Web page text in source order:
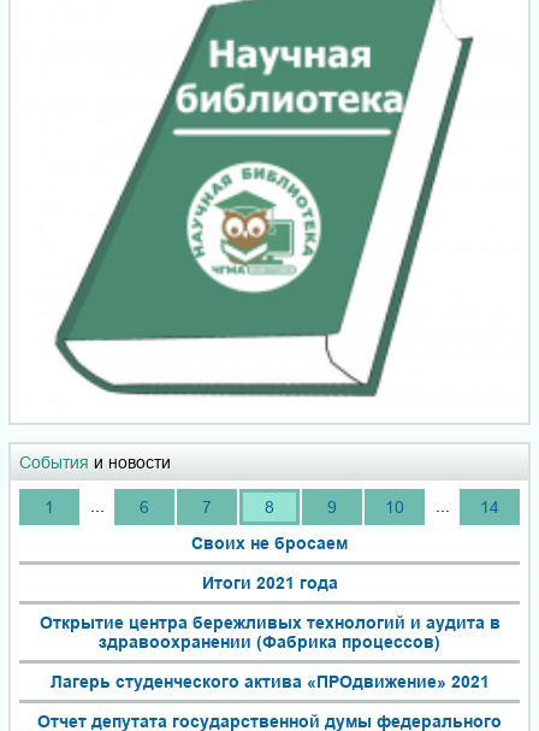
События и новости
1 6 7 8 9 10
14
Своих не бросаем
Итоги 2021 года
Открытие центра бережливых технологий и аудита в
здравоохранении (Фабрика процессов)
Лагерь студенческого актива «ПРОдвижение» 2021
Отчет депутата государственной думы федерального